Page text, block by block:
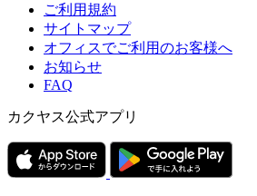
ご利用規約
サイトマップ
オフィスでご利用のお客様へ
お知らせ
FAQ
カクヤス公式アプリ